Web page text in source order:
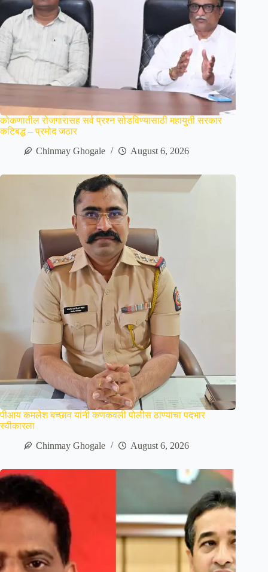
कोकणातील रोजगारासह सर्व प्रश्न सोडविण्यासाठी महायुती सरकार
कटिबद्ध – प्रमोद जठार
Chinmay Ghogale
August 6, 2026
पीआय कमलेश बच्छाव यांनी कणकवली पोलीस ठाण्याचा पदभार
स्वीकारला
Chinmay Ghogale
August 6, 2026